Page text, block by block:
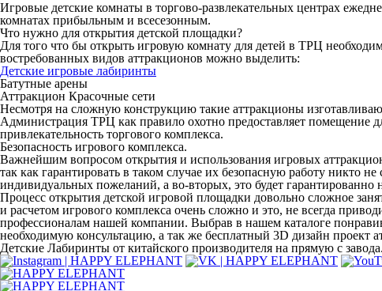
Игровые детские комнаты в торгово-развлекательных центрах
комнатах прибыльным и всесезонным.
Что нужно для открытия детской площадки?
Для того что бы открыть игровую комнату для детей в ТРЦ
востребованных видов аттракционов можно выделить:
Детские игровые лабиринты
Батутные арены
Аттракцион Красочные сети
Несмотря на сложную конструкцию такие аттракционы
Администрация ТРЦ как правило охотно предоставляет помещение
привлекательность торгового комплекса.
Безопасность игрового комплекса.
Важнейшим вопросом открытия и использования игровых
так как гарантировать в таком случае их безопасную работу никто
индивидуальных пожеланий, а во-вторых, это будет
Процесс открытия детской игровой площадки довольно сложное
и расчетом игрового комплекса очень сложно и это, не всегда
профессионалам нашей компании. Выбрав в нашем каталоге
необходимую консультацию, а так же бесплатный 3D дизайн проект
Детские Лабиринты от китайского производителя на прямую с